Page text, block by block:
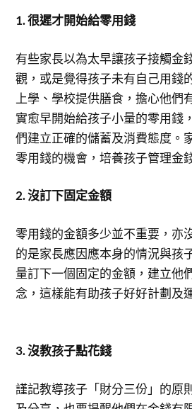
1. 很遲才開始給零用錢
有些家長以為太早讓孩子接觸金
觀，或是覺得孩子未有自己用錢
上學、學校提供膳食，擔心他們
實愈早開始給孩子小量的零用錢
們建立正確的儲蓄及消費態度。
零用錢的機會，培養孩子管理金
2. 沒訂下固定金額
零用錢的金額多少並不重要，亦
的是家長應因應本身的情況與孩
量訂下一個固定的金額，建立他
念，這樣能有助孩子好好計劃及
3. 沒教孩子點花錢
謹記教導孩子「財分三份」的原